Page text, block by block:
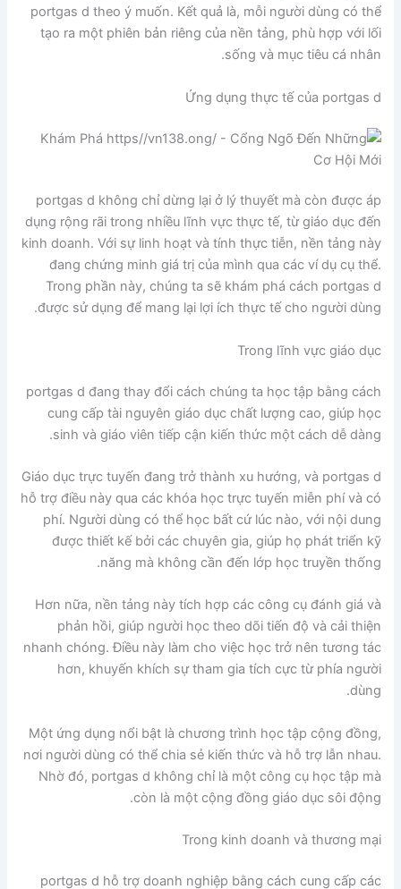
portgas d theo ý muốn. Kết quả là, mỗi người dùng có thể
tạo ra một phiên bản riêng của nền tảng, phù hợp với lối
sống và mục tiêu cá nhân.
Ứng dụng thực tế của portgas d
portgas d không chỉ dừng lại ở lý thuyết mà còn được áp
dụng rộng rãi trong nhiều lĩnh vực thực tế, từ giáo dục đến
kinh doanh. Với sự linh hoạt và tính thực tiễn, nền tảng này
đang chứng minh giá trị của mình qua các ví dụ cụ thể.
Trong phần này, chúng ta sẽ khám phá cách portgas d
được sử dụng để mang lại lợi ích thực tế cho người dùng.
Trong lĩnh vực giáo dục
portgas d đang thay đổi cách chúng ta học tập bằng cách
cung cấp tài nguyên giáo dục chất lượng cao, giúp học
sinh và giáo viên tiếp cận kiến thức một cách dễ dàng.
Giáo dục trực tuyến đang trở thành xu hướng, và portgas d
hỗ trợ điều này qua các khóa học trực tuyến miễn phí và có
phí. Người dùng có thể học bất cứ lúc nào, với nội dung
được thiết kế bởi các chuyên gia, giúp họ phát triển kỹ
năng mà không cần đến lớp học truyền thống.
Hơn nữa, nền tảng này tích hợp các công cụ đánh giá và
phản hồi, giúp người học theo dõi tiến độ và cải thiện
nhanh chóng. Điều này làm cho việc học trở nên tương tác
hơn, khuyến khích sự tham gia tích cực từ phía người
dùng.
Một ứng dụng nổi bật là chương trình học tập cộng đồng,
nơi người dùng có thể chia sẻ kiến thức và hỗ trợ lẫn nhau.
Nhờ đó, portgas d không chỉ là một công cụ học tập mà
còn là một cộng đồng giáo dục sôi động.
Trong kinh doanh và thương mại
portgas d hỗ trợ doanh nghiệp bằng cách cung cấp các